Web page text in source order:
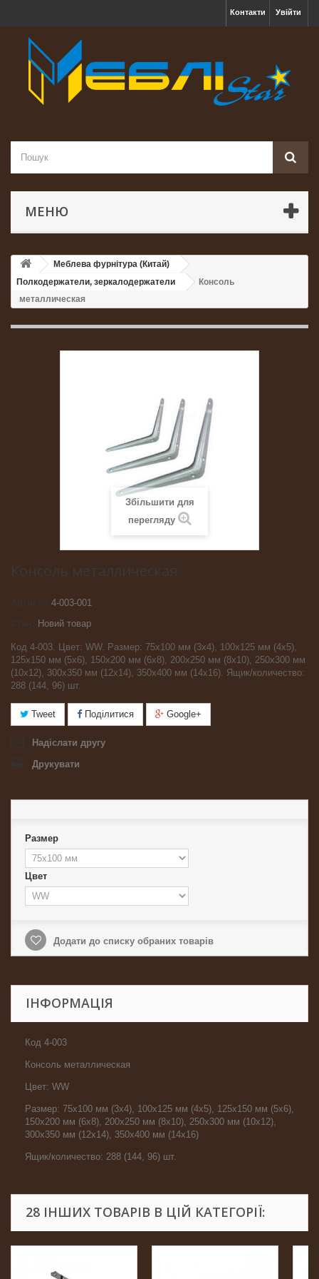
Увійти
Контакти
МЕНЮ
Меблева фурнітура (Китай)
Полкодержатели, зеркалодержатели
Консоль
металлическая
Збільшити для
перегляду
Консоль металлическая
Артикул
4-003-001
Новий товар
Код 4-003. Цвет: WW. Размер: 75х100 мм (3х4), 100х125 мм (4х5),
125х150 мм (5х6), 150х200 мм (6х8), 200х250 мм (8х10), 250х300 мм
(10х12), 300х350 мм (12х14), 350х400 мм (14х16). Ящик/количество:
288 (144, 96) шт.
Tweet Поділитися Google+
Надіслати другу
Друкувати
Размер
Цвет
Додати до списку обраних товарів
ІНФОРМАЦІЯ
Код 4-003
Консоль металлическая
Цвет: WW
Размер: 75х100 мм (3х4), 100х125 мм (4х5), 125х150 мм (5х6),
150х200 мм (6х8), 200х250 мм (8х10), 250х300 мм (10х12),
300х350 мм (12х14), 350х400 мм (14х16)
Ящик/количество: 288 (144, 96) шт.
28 ІНШИХ ТОВАРІВ В ЦІЙ КАТЕГОРІЇ: